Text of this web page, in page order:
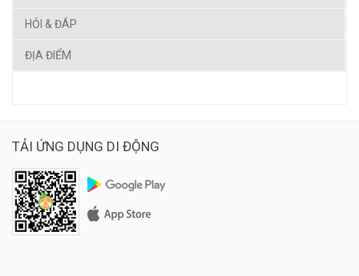
HỎI & ĐÁP
ĐỊA ĐIỂM
TẢI ỨNG DỤNG DI ĐỘNG